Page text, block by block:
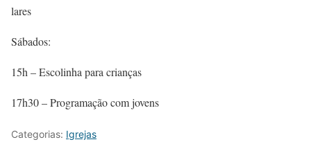
lares
Sábados:
15h – Escolinha para crianças
17h30 – Programação com jovens
Categorias: Igrejas